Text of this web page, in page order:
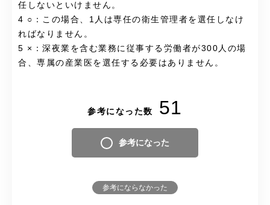
任しないといけません。
4 ○：この場合、1人は専任の衛生管理者を選任しなけ
ればなりません。
5 ×：深夜業を含む業務に従事する労働者が300人の場
合、専属の産業医を選任する必要はありません。
参考になった数 51
参考になった
参考にならなかった